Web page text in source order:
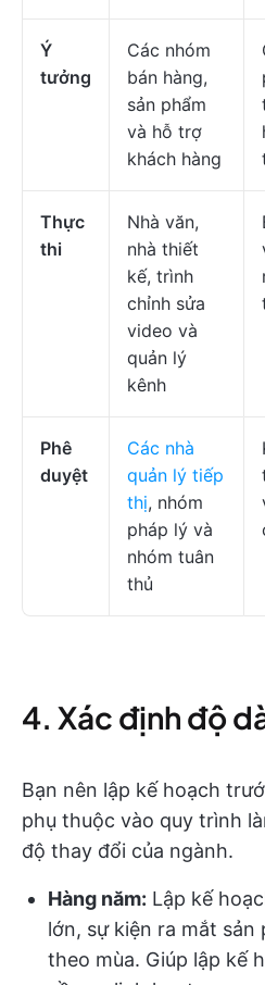
Ý
tưởng
Các nhóm
bán hàng,
sản phẩm
và hỗ trợ
khách hàng
Thực
thi
Nhà văn,
nhà thiết
kế, trình
chỉnh sửa
video và
quản lý
kênh
Phê
duyệt
Các nhà
quản lý tiếp
thị, nhóm
pháp lý và
nhóm tuân
thủ
4. Xác định độ
Bạn nên lập kế hoạch
phụ thuộc vào quy trình
độ thay đổi của ngành.
Hàng năm: Lập kế
lớn, sự kiện ra mắt sản
theo mùa. Giúp lập kế